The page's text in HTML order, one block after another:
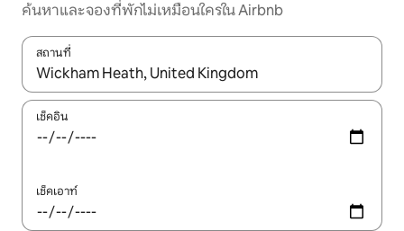
ค้นหาและจองที่พักไม่เหมือนใครใน Airbnb
สถานที่
ใช้ลูกศรขึ้นลง หรือใช้การสัมผัสหรือปัด เพื่อสำรวจผลการค้นหา
เช็คอิน
เช็คเอาท์